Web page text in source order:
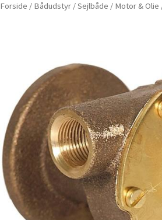
Forside / Bådudstyr/Sejlbåde / Motor & Olie